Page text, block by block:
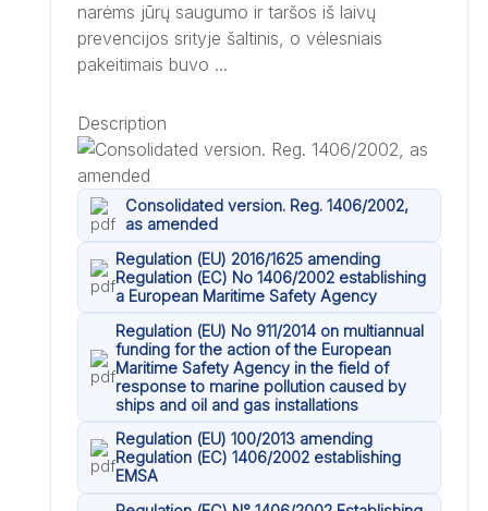
narėms jūrų saugumo ir taršos iš laivų
prevencijos srityje šaltinis, o vėlesniais
pakeitimais buvo ...
Description
Consolidated version. Reg. 1406/2002,
as amended
Regulation (EU) 2016/1625 amending
Regulation (EC) No 1406/2002 establishing
a European Maritime Safety Agency
Regulation (EU) No 911/2014 on multiannual
funding for the action of the European
Maritime Safety Agency in the field of
response to marine pollution caused by
ships and oil and gas installations
Regulation (EU) 100/2013 amending
Regulation (EC) 1406/2002 establishing
EMSA